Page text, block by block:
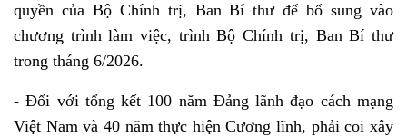
quyền của Bộ Chính trị, Ban Bí thư để bổ sung vào
chương trình làm việc, trình Bộ Chính trị, Ban Bí thư
trong tháng 6/2026.
- Đối với tổng kết 100 năm Đảng lãnh đạo cách mạng
Việt Nam và 40 năm thực hiện Cương lĩnh, phải coi xây